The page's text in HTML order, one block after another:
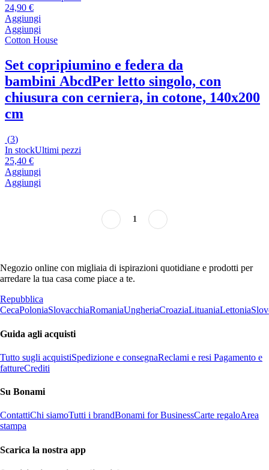
24,90 €
Aggiungi
Aggiungi
Cotton House
Set copripiumino e federa da
bambini AbcdPer letto singolo, con
chiusura con cerniera, in cotone, 140x200
cm
(3)
In stockUltimi pezzi
25,40 €
Aggiungi
Aggiungi
1
Negozio online con migliaia di ispirazioni quotidiane e prodotti per
arredare la tua casa come piace a te.
Repubblica
CecaPoloniaSlovacchiaRomaniaUngheriaCroaziaLituaniaLettonia
Guida agli acquisti
Tutto sugli acquistiSpedizione e consegnaReclami e resi Pagamento e
fattureCrediti
Su Bonami
ContattiChi siamoTutti i brandBonami for BusinessCarte regaloArea
stampa
Scarica la nostra app